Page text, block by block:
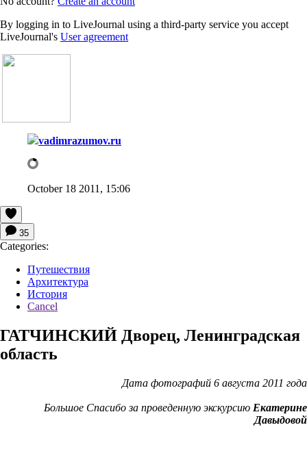
By logging in to LiveJournal using a third-party service you accept
LiveJournal's User agreement
vadimrazumov.ru
October 18 2011, 15:06
35
Categories:
Путешествия
Архитектура
История
Cancel
ГАТЧИНСКИЙ Дворец, Ленинградская
область
Дата фотографий 6 августа 2011 года
Большое Спасибо за проведенную экскурсию Екатерине
Давыдовой